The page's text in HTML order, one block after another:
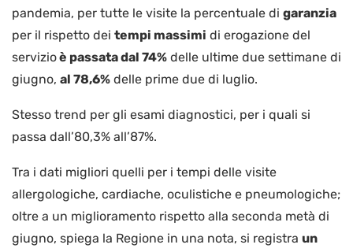
pandemia, per tutte le visite la percentuale di garanzia
per il rispetto dei tempi massimi di erogazione del
servizioè passata dal 74% delle ultime due settimane di
giugno, al 78,6% delle prime due di luglio.
Stesso trend per gli esami diagnostici, per i quali si
passa dall’80,3% all’87%.
Tra i dati migliori quelli per i tempi delle visite
allergologiche, cardiache, oculistiche e pneumologiche;
oltre a un miglioramento rispetto alla seconda metà di
giugno, spiega la Regione in una nota, si registra un